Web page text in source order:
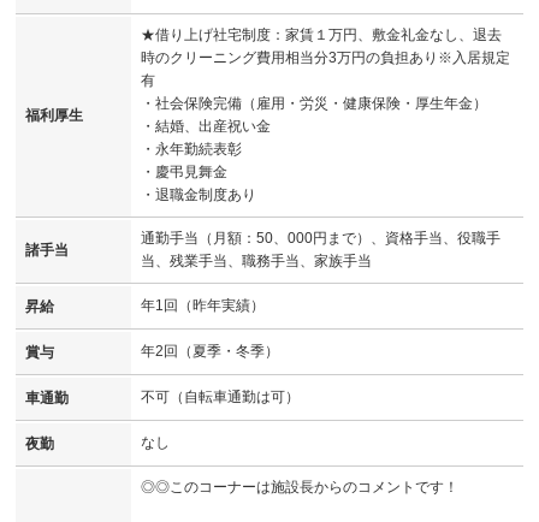
福利厚生
★借り上げ社宅制度：家賃１万円、敷金礼金なし、退去
時のクリーニング費用相当分3万円の負担あり※入居規定
有
・社会保険完備（雇用・労災・健康保険・厚生年金）
・結婚、出産祝い金
・永年勤続表彰
・慶弔見舞金
・退職金制度あり
諸手当
通勤手当（月額：50、000円まで）、資格手当、役職手
当、残業手当、職務手当、家族手当
昇給 年1回（昨年実績）
賞与 年2回（夏季・冬季）
車通勤 不可（自転車通勤は可）
夜勤 なし
◎◎このコーナーは施設長からのコメントです！